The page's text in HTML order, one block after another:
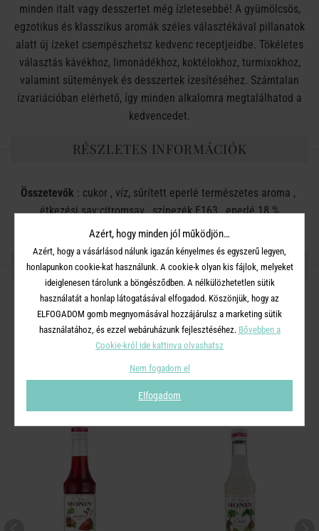
minden italt vagy desszertet még ízletesebbé! A gyümölcsös,
egzotikus és klasszikus aromák széles választékával pillanatok
alatt új ízeket csempészhetsz kedvenc receptjeidbe. Tökéletes
választás kávékhoz, limonádékhoz, koktélokhoz, turmixokhoz,
valamint sütemények és desszertek ízesítéséhez. Számtalan
ízvariációban elérhető, így minden alkalomra megtalálhatod a
kedvencedet.
RÉSZLETES INFORMÁCIÓK
Összetevők : cukor , víz, sűrített eperlé természetes aroma ,
étkezési sav:citromsav , színezék E163 , eperlé 18 %
OSZD MEG MÁSOKKAL!
A TERMÉKCSALÁD TOVÁBBI
TERMÉKEI
Azért, hogy minden jól működjön…
Azért, hogy a vásárlásod nálunk igazán kényelmes és egyszerű legyen,
honlapunkon cookie-kat használunk. A cookie-k olyan kis fájlok, melyeket
ideiglenesen tárolunk a böngésződben. A nélkülözhetetlen sütik
használatát a honlap látogatásával elfogadod. Köszönjük, hogy az
ELFOGADOM gomb megnyomásával hozzájárulsz a marketing sütik
használatához, és ezzel webáruházunk fejlesztéséhez. Bővebben a
Cookie-król ide kattinva olvashatsz
Nem fogadom el
Elfogadom